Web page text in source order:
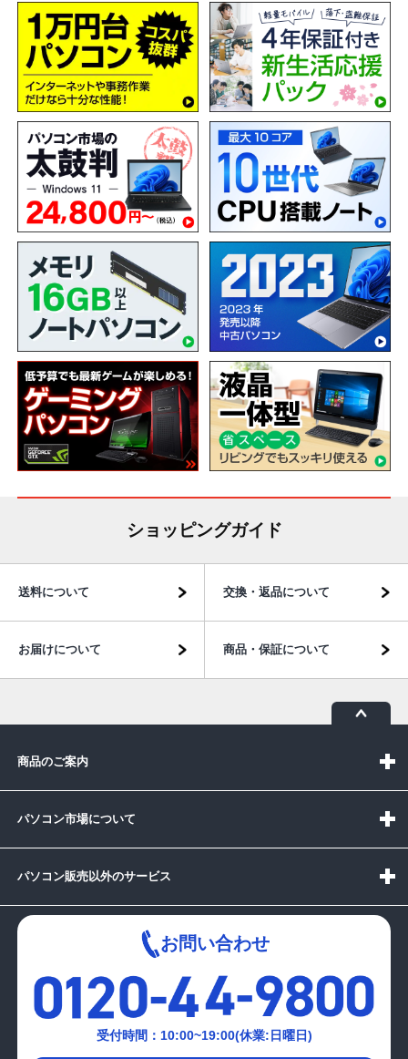
ショッピングガイド
送料について 交換・返品について
お届けについて 商品・保証について
商品のご案内
パソコン市場について
パソコン販売以外のサービス
お問い合わせ
受付時間：10:00~19:00(休業:日曜日)